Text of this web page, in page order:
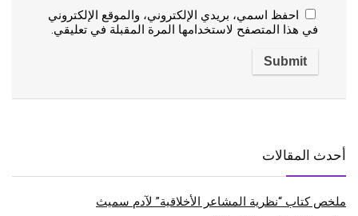
احفظ اسمي، بريدي الإلكتروني، والموقع الإلكتروني
في هذا المتصفح لاستخدامها المرة المقبلة في تعليقي.
أحدث المقالات
ملخص كتاب “نظرية المشاعر الأخلاقية” لآدم سميث